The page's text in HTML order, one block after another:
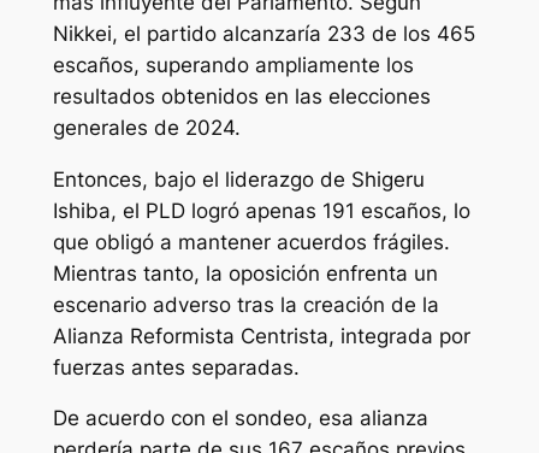
Nikkei, el partido alcanzaría 233 de los 465
escaños, superando ampliamente los
resultados obtenidos en las elecciones
generales de 2024.
Entonces, bajo el liderazgo de Shigeru
Ishiba, el PLD logró apenas 191 escaños, lo
que obligó a mantener acuerdos frágiles.
Mientras tanto, la oposición enfrenta un
escenario adverso tras la creación de la
Alianza Reformista Centrista, integrada por
fuerzas antes separadas.
De acuerdo con el sondeo, esa alianza